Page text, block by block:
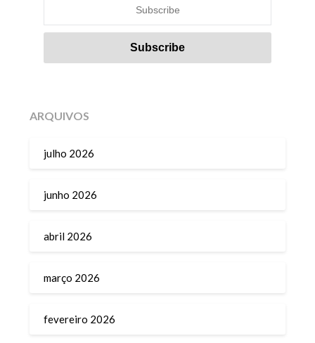
ARQUIVOS
julho 2026
junho 2026
abril 2026
março 2026
fevereiro 2026